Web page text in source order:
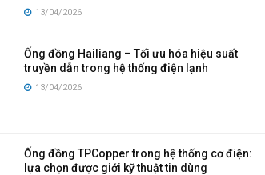
13/04/2026
Ống đồng Hailiang – Tối ưu hóa hiệu suất
truyền dẫn trong hệ thống điện lạnh
13/04/2026
Ống đồng TPCopper trong hệ thống cơ điện:
lựa chọn được giới kỹ thuật tin dùng